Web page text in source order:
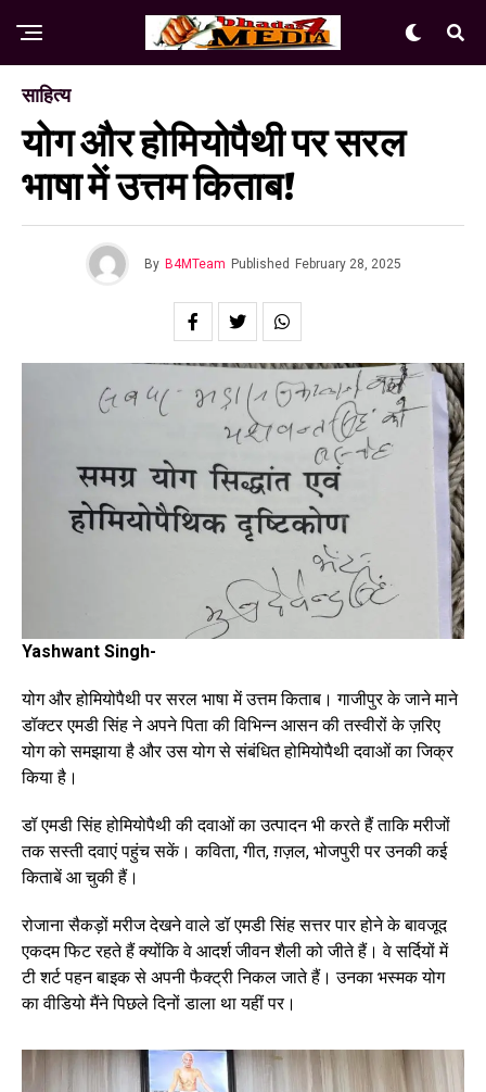
साहित्य
योग और होमियोपैथी पर सरल
भाषा में उत्तम किताब!
By B4MTeam Published February 28, 2025
Yashwant Singh-
योग और होमियोपैथी पर सरल भाषा में उत्तम किताब। गाजीपुर के जाने माने
डॉक्टर एमडी सिंह ने अपने पिता की विभिन्न आसन की तस्वीरों के ज़रिए
योग को समझाया है और उस योग से संबंधित होमियोपैथी दवाओं का जिक्र
किया है।
डॉ एमडी सिंह होमियोपैथी की दवाओं का उत्पादन भी करते हैं ताकि मरीजों
तक सस्ती दवाएं पहुंच सकें। कविता, गीत, ग़ज़ल, भोजपुरी पर उनकी कई
किताबें आ चुकी हैं।
रोजाना सैकड़ों मरीज देखने वाले डॉ एमडी सिंह सत्तर पार होने के बावजूद
एकदम फिट रहते हैं क्योंकि वे आदर्श जीवन शैली को जीते हैं। वे सर्दियों में
टी शर्ट पहन बाइक से अपनी फैक्ट्री निकल जाते हैं। उनका भस्मक योग
का वीडियो मैंने पिछले दिनों डाला था यहीं पर।